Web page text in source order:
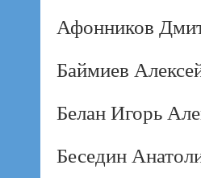
Афонников
Баймиев
Белан Игорь
Беседин